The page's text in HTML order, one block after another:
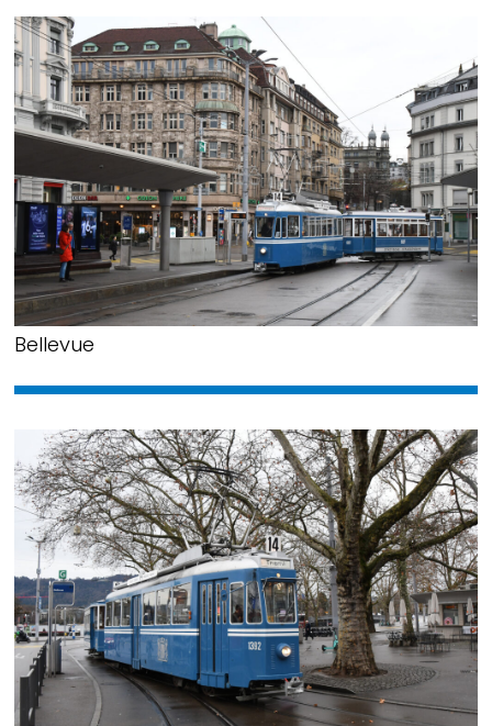
Bellevue